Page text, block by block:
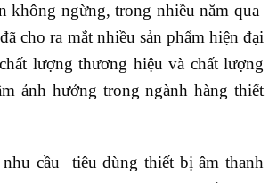
không ngừng, trong nhiều năm qua
cho ra mắt nhiều sản phẩm hiện đại
lượng thương hiệu và chất lượng
ảnh hưởng trong ngành hàng thiết
cầu tiêu dùng thiết bị âm thanh